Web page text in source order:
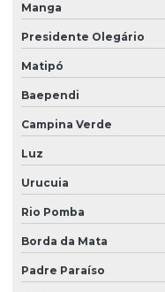
Manga
Presidente Olegário
Matipó
Baependi
Campina Verde
Luz
Urucuia
Rio Pomba
Borda da Mata
Padre Paraíso